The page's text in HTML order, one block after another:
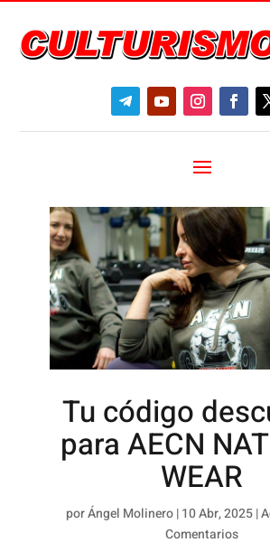
Tu código
para AECN
WEAR
porÁngel Molinero|10 Abr, 2025|
Comentarios